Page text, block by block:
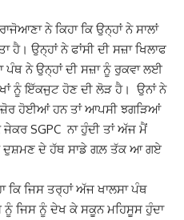
ਨੇ ਕਿਹਾ ਕਿ ਉਨ੍ਹਾਂ ਨੇ ਸਾਲਾਂ
ਉਨ੍ਹਾਂ ਨੇ ਫਾਂਸੀ ਦੀ ਸਜ਼ਾ ਖਿਲਾਫ
ਪੰਥ ਨੇ ਉਨ੍ਹਾਂ ਦੀ ਸਜ਼ਾ ਨੂੰ ਰੁਕਵਾ ਲਈ
ਨੂੰ ਇੱਕਜੁਟ ਹੋਣ ਦੀ ਲੋੜ ਹੈ। ਉਨਾਂ ਨੇ
ਹੋਈਆਂ ਹਨ ਤਾਂ ਆਪਸੀ ਝਗੜਿਆਂ
SGPC ਨਾ ਹੁੰਦੀ ਤਾਂ ਅੱਜ ਮੈਂ
ਦੁਸ਼ਮਣ ਦੇ ਹੱਥ ਸਾਡੇ ਗਲ਼ ਤੱਕ ਆ ਗਏ
ਕਿ ਜਿਸ ਤਰ੍ਹਾਂ ਅੱਜ ਖਾਲਸਾ ਪੰਥ
ਨੂੰ ਜਿਸ ਨੂੰ ਦੇਖ ਕੇ ਸਕੂਨ ਮਹਿਸੂਸ ਹੁੰਦਾ